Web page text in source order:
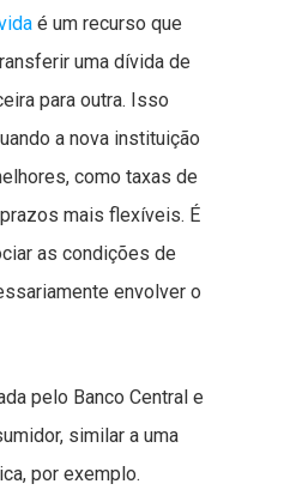
é um recurso que
uma dívida de
para outra. Isso
a nova instituição
como taxas de
mais flexíveis. É
as condições de
envolver o
pelo Banco Central e
similar a uma
por exemplo.